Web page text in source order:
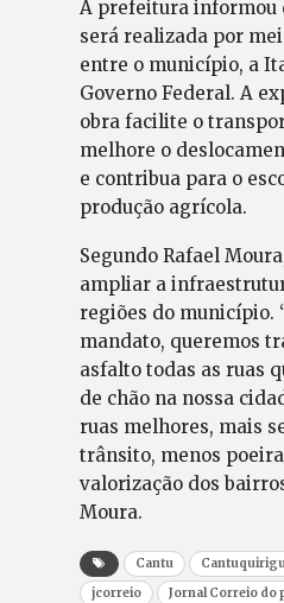
A prefeitura informou
será realizada por
entre o município, a
Governo Federal. A
obra facilite o
melhore o
e contribua para o
produção agrícola.
Segundo Rafael
ampliar a
regiões do município.
mandato, queremos
asfalto todas as ruas
de chão na nossa
ruas melhores, mais
trânsito, menos
valorização dos
Moura.
Cantu
jcorreio
Jornal Correio do